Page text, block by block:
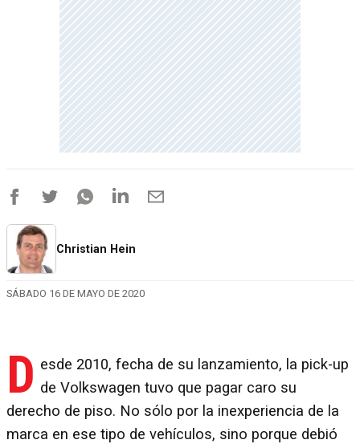
Christian Hein
SÁBADO 16 DE MAYO DE 2020
D esde 2010, fecha de su lanzamiento, la pick-up
de Volkswagen tuvo que pagar caro su
derecho de piso. No sólo por la inexperiencia de la
marca en ese tipo de vehículos, sino porque debió